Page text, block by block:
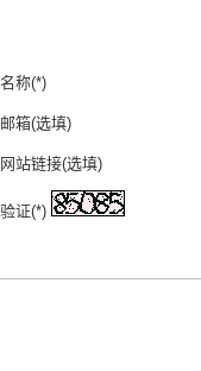
名称(*)
邮箱(选填)
网站链接(选填)
验证(*)